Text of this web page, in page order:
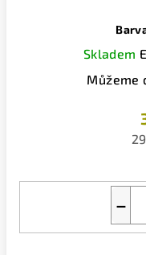
Skladem
Můžeme
−